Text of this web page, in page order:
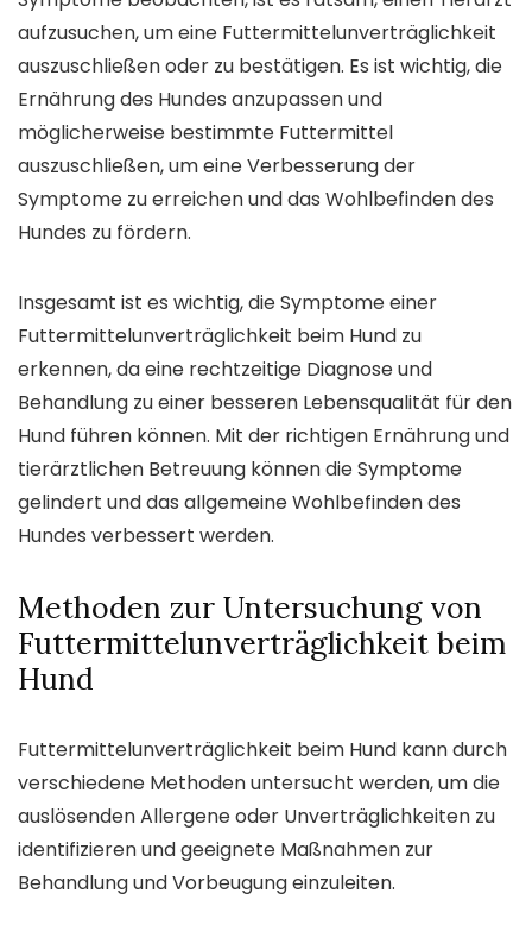
aufzusuchen, um eine Futtermittelunverträglichkeit
auszuschließen oder zu bestätigen. Es ist wichtig, die
Ernährung des Hundes anzupassen und
möglicherweise bestimmte Futtermittel
auszuschließen, um eine Verbesserung der
Symptome zu erreichen und das Wohlbefinden des
Hundes zu fördern.
Insgesamt ist es wichtig, die Symptome einer
Futtermittelunverträglichkeit beim Hund zu
erkennen, da eine rechtzeitige Diagnose und
Behandlung zu einer besseren Lebensqualität für den
Hund führen können. Mit der richtigen Ernährung und
tierärztlichen Betreuung können die Symptome
gelindert und das allgemeine Wohlbefinden des
Hundes verbessert werden.
Methoden zur Untersuchung von
Futtermittelunverträglichkeit beim
Hund
Futtermittelunverträglichkeit beim Hund kann durch
verschiedene Methoden untersucht werden, um die
auslösenden Allergene oder Unverträglichkeiten zu
identifizieren und geeignete Maßnahmen zur
Behandlung und Vorbeugung einzuleiten.